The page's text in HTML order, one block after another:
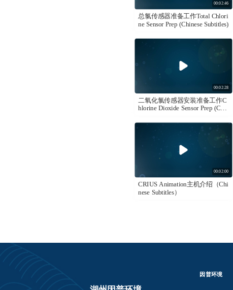
00:02:46
总氯传感器准备工作Total Chlori
ne Sensor Prep (Chinese Subtitles)
00:02:28
二氧化氯传感器安装准备工作C
hlorine Dioxide Sensor Prep (Chin
00:02:00
CRIUS Animation主机介绍（Chi
nese Subtitles）
因普环境